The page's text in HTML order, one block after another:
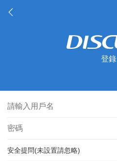
登錄
安全提問(未設置請忽略)